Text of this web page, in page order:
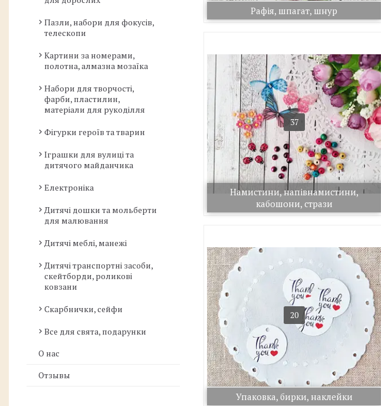
Рафія, шпагат, шнур
37
Намистини, напівнамистини,
кабошони, стрази
20
Упаковка, бирки, наклейки
Пазли, набори для фокусів,
телескопи
Картини за номерами,
полотна, алмазна мозаїка
Набори для творчості,
фарби, пластилин,
матеріали для рукоділля
Фігурки героїв та тварин
Іграшки для вулиці та
дитячого майданчика
Електроніка
Дитячі дошки та мольберти
для малювання
Дитячі меблі, манежі
Дитячі транспортні засоби,
скейтборди, роликові
ковзани
Скарбнички, сейфи
Все для свята, подарунки
О нас
Отзывы